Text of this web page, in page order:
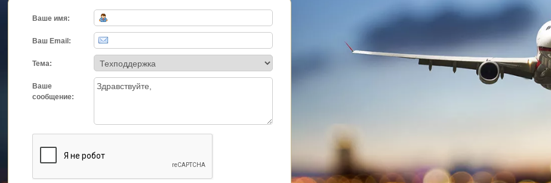
Ваше имя:
Ваш Email:
Тема:
Ваше
сообщение: